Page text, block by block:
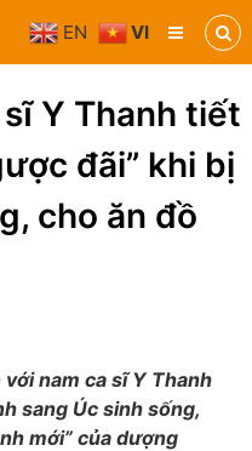
Y Thanh tiết
đãi” khi bị
cho ăn đồ
nam ca sĩ Y Thanh
sang Úc sinh sống,
mới” của dượng
EN VI